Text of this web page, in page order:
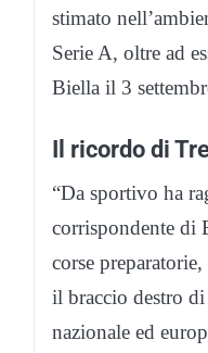
stimato
Serie A, oltre ad
Biella il 3
Il ricordo di
“Da sportivo ha
corrispondente di
corse
il braccio destro
nazionale ed